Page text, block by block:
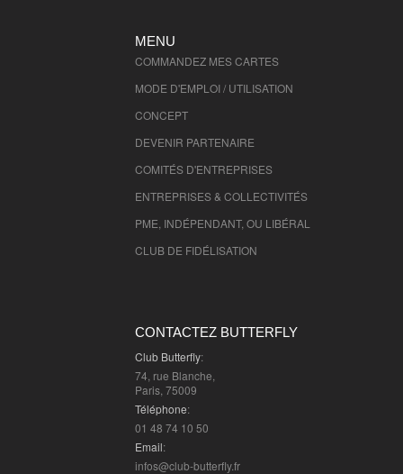
MENU
COMMANDEZ MES CARTES
MODE D'EMPLOI / UTILISATION
CONCEPT
DEVENIR PARTENAIRE
COMITÉS D'ENTREPRISES
ENTREPRISES & COLLECTIVITÉS
PME, INDÉPENDANT, OU LIBÉRAL
CLUB DE FIDÉLISATION
CONTACTEZ BUTTERFLY
Club Butterfly:
74, rue Blanche,
Paris, 75009
Téléphone:
01 48 74 10 50
Email:
infos@club-butterfly.fr